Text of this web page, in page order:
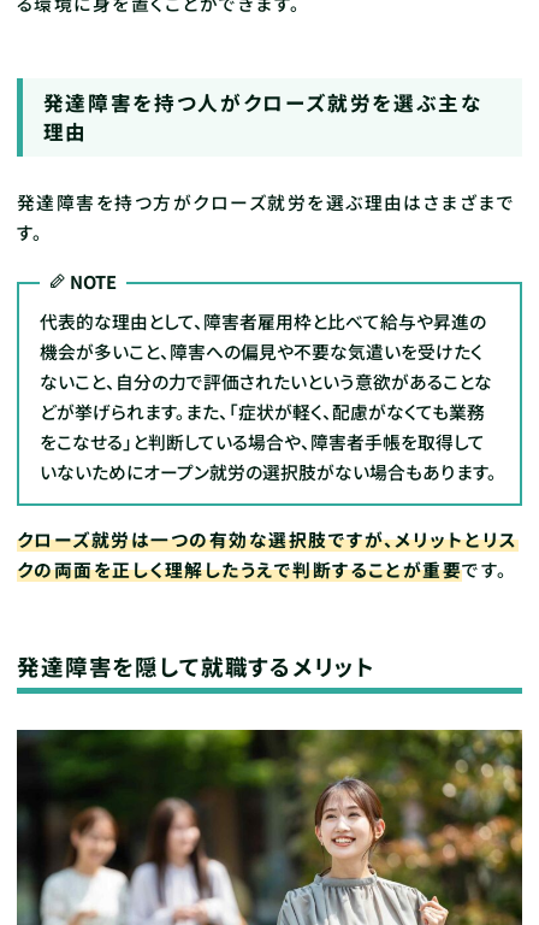
発達障害を持つ人がクローズ就労を選ぶ主な
理由
発達障害を持つ方がクローズ就労を選ぶ理由はさまざまで
す。
NOTE
代表的な理由として、障害者雇用枠と比べて給与や昇進の
機会が多いこと、障害への偏見や不要な気遣いを受けたく
ないこと、自分の力で評価されたいという意欲があることな
どが挙げられます。また、「症状が軽く、配慮がなくても業務
をこなせる」と判断している場合や、障害者手帳を取得して
いないためにオープン就労の選択肢がない場合もあります。
クローズ就労は一つの有効な選択肢ですが、メリットとリス
クの両面を正しく理解したうえで判断することが重要です。
発達障害を隠して就職するメリット